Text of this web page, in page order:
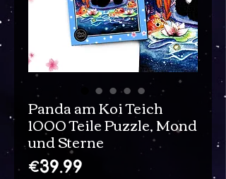
Panda am Koi Teich
1000 Teile Puzzle, Mond
und Sterne
€39.99